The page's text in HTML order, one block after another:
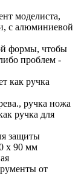
моделиста,
с алюминиевой
формы, чтобы
проблем -
как ручка
ручка ножа
ручка для
защиты
х 90 мм
от